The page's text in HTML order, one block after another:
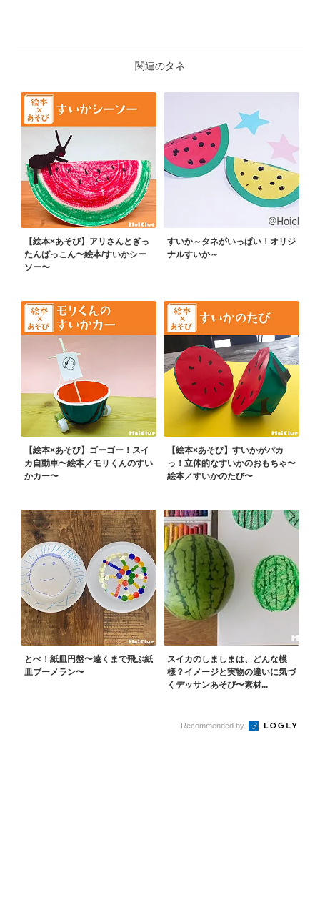
関連のタネ
【絵本×あそび】アリさんとぎっ
たんばっこん〜絵本/すいかシー
ソー〜
すいか～タネがいっぱい！オリジ
ナルすいか～
【絵本×あそび】ゴーゴー！スイ
カ自動車〜絵本／モリくんのすい
かカー〜
【絵本×あそび】すいかがパカ
っ！立体的なすいかのおもちゃ〜
絵本／すいかのたび〜
とべ！紙皿円盤〜遠くまで飛ぶ紙
皿ブーメラン〜
スイカのしましまは、どんな模
様？イメージと実物の違いに気づ
くデッサンあそび〜素材...
Recommended by